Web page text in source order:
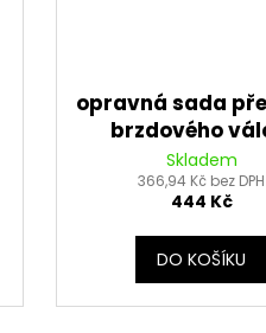
opravná sada
brzdového
Tourmax
Skladem
366,94 Kč bez DPH
444 Kč
DO KOŠÍKU